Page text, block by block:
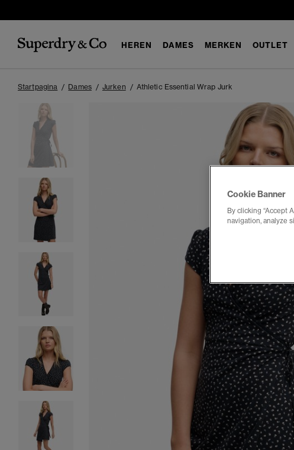
HEREN DAMES MERKEN OUTLET
Startpagina Dames Jurken Athletic Essential Wrap Jurk
Cookie Banner
By clicking “Accept
navigation, analyze